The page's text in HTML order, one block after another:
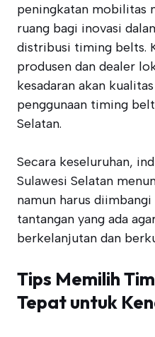
peningkatan mobilitas
ruang bagi inovasi
distribusi timing belts.
produsen dan dealer
kesadaran akan
penggunaan timing
Selatan.
Secara keseluruhan,
Sulawesi Selatan
namun harus
tantangan yang ada
berkelanjutan dan
Tips Memilih
Tepat untuk